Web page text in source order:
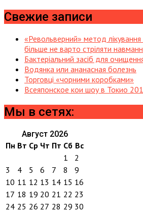
Свежие записи
«Револьверний» метод лікування
більше не варто стріляти
Бактеріальний засіб для
Водянка или ананасная болезнь
Торговці «чорними коробками»
Всеяпонское кои шоу в Токио
Мы в сетях:
Август 2026
Пн Вт Ср Чт Пт Сб Вс
1
2
3
4 5 6 7 8
9
10 11 12 13 14 15 16
17 18 19 20 21 22 23
24 25 26 27 28 29 30